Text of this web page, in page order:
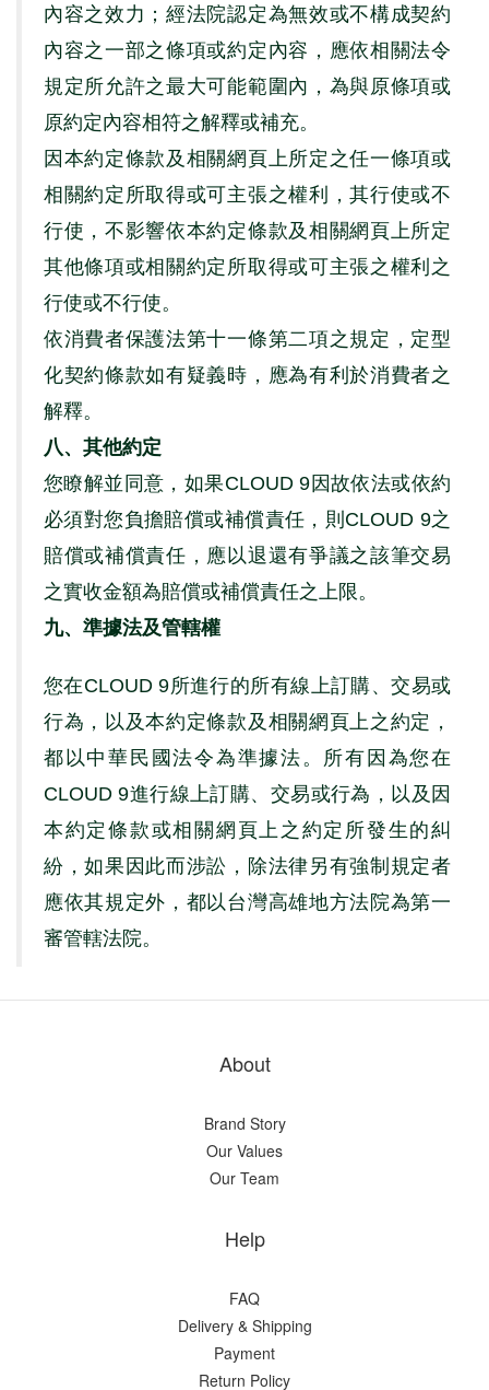
內容之效力；經法院認定為無效或不構成契約
內容之一部之條項或約定內容，應依相關法令
規定所允許之最大可能範圍內，為與原條項或
原約定內容相符之解釋或補充。
因本約定條款及相關網頁上所定之任一條項或
相關約定所取得或可主張之權利，其行使或不
行使，不影響依本約定條款及相關網頁上所定
其他條項或相關約定所取得或可主張之權利之
行使或不行使。
依消費者保護法第十一條第二項之規定，定型
化契約條款如有疑義時，應為有利於消費者之
解釋。
八、其他約定
您瞭解並同意，如果CLOUD 9 因故依法或依約
必須對您負擔賠償或補償責任，則 CLOUD 9之
賠償或補償責任，應以退還有爭議之該筆交易
之實收金額為賠償或補償責任之上限。
九、準據法及管轄權
您在CLOUD 9所進行的所有線上訂購、交易或
行為，以及本約定條款及相關網頁上之約定，
都以中華民國法令為準據法。所有因為您在
CLOUD 9進行線上訂購、交易或行為，以及因
本約定條款或相關網頁上之約定所發生的糾
紛，如果因此而涉訟，除法律另有強制規定者
應依其規定外，都以台灣高雄地方法院為第一
審管轄法院。
About
Brand Story
Our Values
Our Team
Help
FAQ
Delivery & Shipping
Payment
Return Policy